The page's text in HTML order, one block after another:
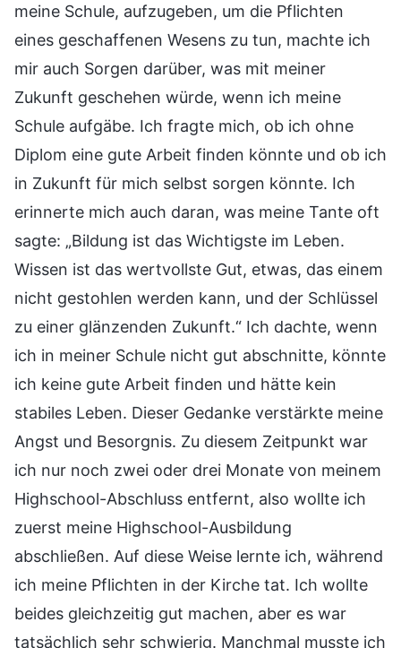
meine Schule, aufzugeben, um die Pflichten
eines geschaffenen Wesens zu tun, machte ich
mir auch Sorgen darüber, was mit meiner
Zukunft geschehen würde, wenn ich meine
Schule aufgäbe. Ich fragte mich, ob ich ohne
Diplom eine gute Arbeit finden könnte und ob ich
in Zukunft für mich selbst sorgen könnte. Ich
erinnerte mich auch daran, was meine Tante oft
sagte: „Bildung ist das Wichtigste im Leben.
Wissen ist das wertvollste Gut, etwas, das einem
nicht gestohlen werden kann, und der Schlüssel
zu einer glänzenden Zukunft.“ Ich dachte, wenn
ich in meiner Schule nicht gut abschnitte, könnte
ich keine gute Arbeit finden und hätte kein
stabiles Leben. Dieser Gedanke verstärkte meine
Angst und Besorgnis. Zu diesem Zeitpunkt war
ich nur noch zwei oder drei Monate von meinem
Highschool-Abschluss entfernt, also wollte ich
zuerst meine Highschool-Ausbildung
abschließen. Auf diese Weise lernte ich, während
ich meine Pflichten in der Kirche tat. Ich wollte
beides gleichzeitig gut machen, aber es war
tatsächlich sehr schwierig. Manchmal musste ich